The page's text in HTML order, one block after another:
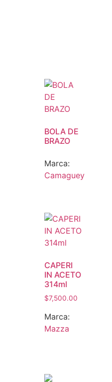
BOLA DE
BRAZO
Marca:
Camaguey
CAPERI
IN ACETO
314ml
$7,500.00
Marca:
Mazza